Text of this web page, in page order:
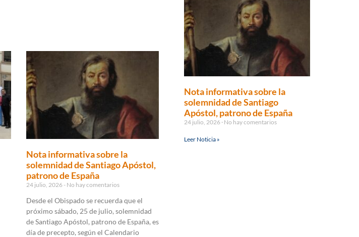
Nota informativa sobre la
solemnidad de Santiago Apóstol,
patrono de España
24 julio, 2026 No hay comentarios
Desde el Obispado se recuerda que el
próximo sábado, 25 de julio, solemnidad
de Santiago Apóstol, patrono de España, es
día de precepto, según el Calendario
Nota informativa sobre la
solemnidad de Santiago
Apóstol, patrono de España
24 julio, 2026 No hay comentarios
Leer Noticia »